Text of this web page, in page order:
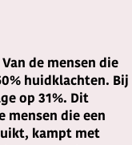
de mensen die
huidklachten. Bij
op 31%. Dit
mensen die een
kampt met